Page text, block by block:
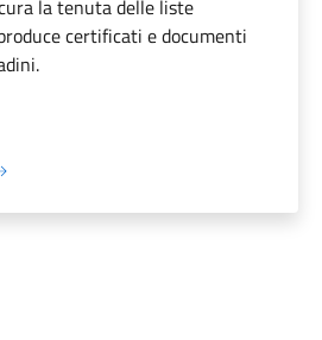
la tenuta delle liste
certificati e documenti